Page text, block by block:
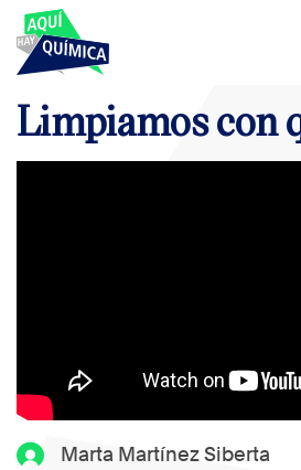
Marta Martínez Siberta
Limpiamos con